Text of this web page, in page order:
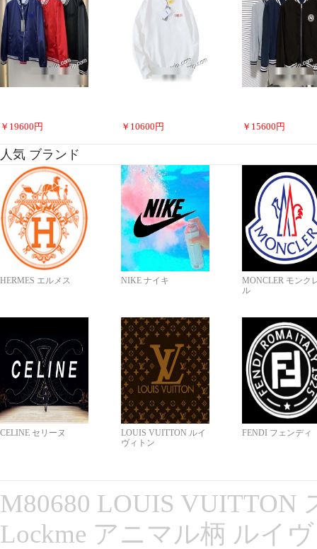
￥ 19600 円 ￥ 10600 円 ￥ 15600 円
人気 ブランド
HERMES エルメス NIKE ナイキ
MONCLER モンク
ル
CELINE セリーヌ
LOUIS VUITTON ルイ
ヴィトン
FENDI フェンディ
M80680 LOUIS VUITTON
Lockme アニマル柄 ルイ